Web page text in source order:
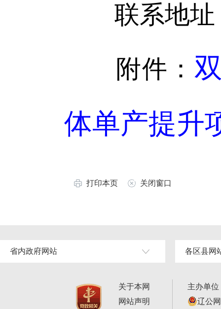
联系地址
附件：
体单产提升
打印本页 关闭窗口
省内政府网站 各区县网
关于本网
网站声明
主办单
辽公